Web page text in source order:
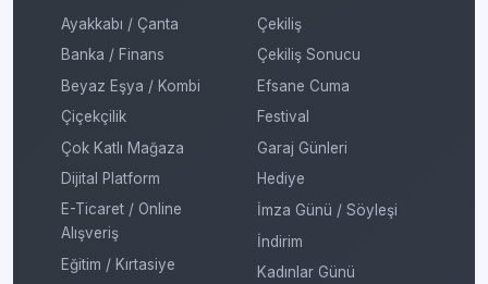
Ayakkabı / Çanta
Banka / Finans
Beyaz Eşya / Kombi
Çiçekçilik
Çok Katlı Mağaza
Dijital Platform
E-Ticaret / Online
Alışveriş
Eğitim / Kırtasiye
Çekiliş
Çekiliş Sonucu
Efsane Cuma
Festival
Garaj Günleri
Hediye
İmza Günü / Söyleşi
İndirim
Kadınlar Günü